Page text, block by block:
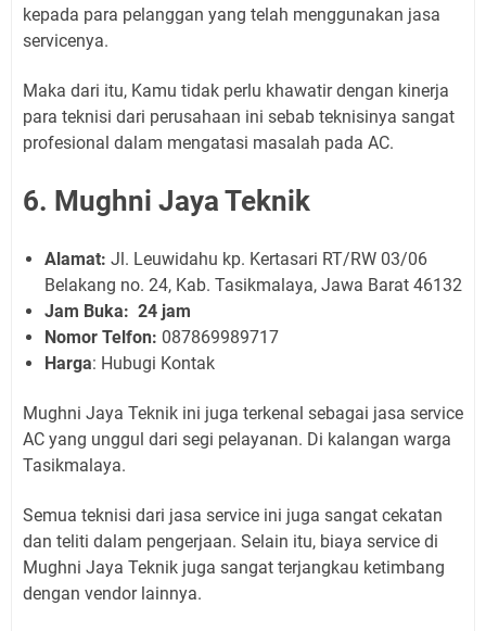
kepada para pelanggan yang telah menggunakan jasa
servicenya.
Maka dari itu, Kamu tidak perlu khawatir dengan kinerja
para teknisi dari perusahaan ini sebab teknisinya sangat
profesional dalam mengatasi masalah pada AC.
6. Mughni Jaya Teknik
Alamat: Jl. Leuwidahu kp. Kertasari RT/RW 03/06
Belakang no. 24, Kab. Tasikmalaya, Jawa Barat 46132
Jam Buka: 24 jam
Nomor Telfon: 087869989717
Harga: Hubugi Kontak
Mughni Jaya Teknik ini juga terkenal sebagai jasa service
AC yang unggul dari segi pelayanan. Di kalangan warga
Tasikmalaya.
Semua teknisi dari jasa service ini juga sangat cekatan
dan teliti dalam pengerjaan. Selain itu, biaya service di
Mughni Jaya Teknik juga sangat terjangkau ketimbang
dengan vendor lainnya.